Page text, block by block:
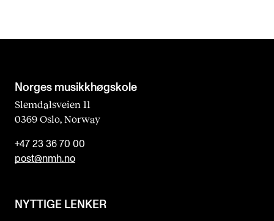
Norges musikk­høgskole
Slemdalsveien 11
0369 Oslo, Norway
+47 23 36 70 00
post@nmh.no
NYTTIGE LENKER